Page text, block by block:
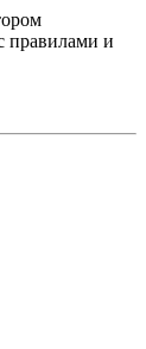
правилами и